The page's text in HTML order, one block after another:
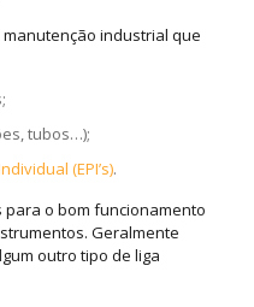
industrial que
tubos…);
(EPI’s).
para o bom funcionamento
Geralmente
outro tipo de liga